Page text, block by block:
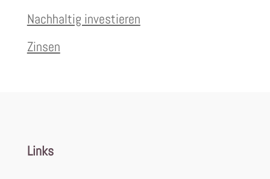
Nachhaltig investieren
Zinsen
Links